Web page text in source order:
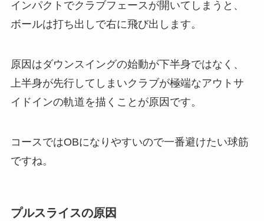
インパクトでクラブフェースが開いてしまうと、
ボールは打ち出しで右に飛び出します。
原因はダウンスイングの始動が下半身ではなく、
上半身が先行してしまいクラブが極端なアウトサ
イドインの軌道を描くことが原因です。
コースではOBになりやすいので一番避けたい球筋
ですね。
プルスライスの原因